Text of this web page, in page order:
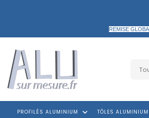
REMISE
PROFILÉS ALUMINIUM keyboard_arrow_down TÔLES